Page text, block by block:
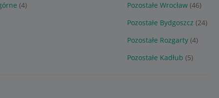
(4) Pozostałe Wrocław (46)
Pozostałe Bydgoszcz (24)
Pozostałe Rozgarty (4)
Pozostałe Kadłub (5)